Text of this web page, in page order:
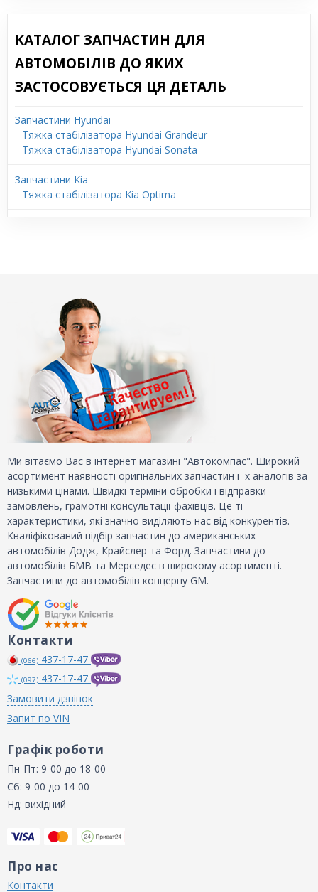
КАТАЛОГ ЗАПЧАСТИН ДЛЯ
АВТОМОБІЛІВ ДО ЯКИХ
ЗАСТОСОВУЄТЬСЯ ЦЯ ДЕТАЛЬ
Запчастини Hyundai
Тяжка стабілізатора Hyundai Grandeur
Тяжка стабілізатора Hyundai Sonata
Запчастини Kia
Тяжка стабілізатора Kia Optima
Ми вітаємо Вас в інтернет магазині "Автокомпас". Широкий
асортимент наявності оригінальних запчастин і їх аналогів за
низькими цінами. Швидкі терміни обробки і відправки
замовлень, грамотні консультації фахівців. Це ті
характеристики, які значно виділяють нас від конкурентів.
Кваліфікований підбір запчастин до американських
автомобілів Додж, Крайслер та Форд. Запчастини до
автомобілів БМВ та Мерседес в широкому асортименті.
Запчастини до автомобілів концерну GM.
Контакти
(066) 437-17-47
(097) 437-17-47
Замовити дзвінок
Запит по VIN
Графік роботи
Пн-Пт: 9-00 до 18-00
Сб: 9-00 до 14-00
Нд: вихідний
Про нас
Контакти